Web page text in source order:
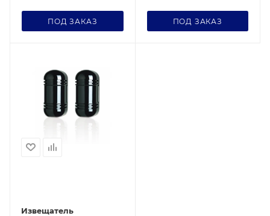
ПОД ЗАКАЗ ПОД ЗАКАЗ
Извещатель